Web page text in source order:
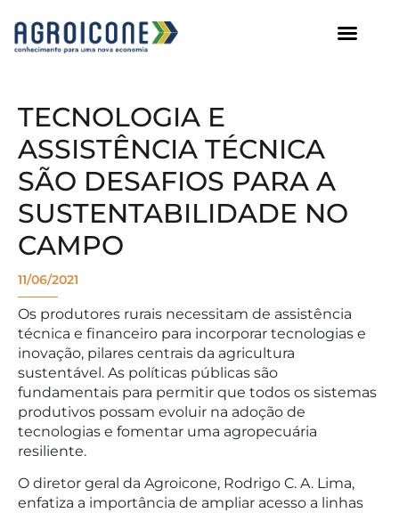
TECNOLOGIA E
ASSISTÊNCIA TÉCNICA
SÃO DESAFIOS PARA A
SUSTENTABILIDADE NO
CAMPO
11/06/2021
Os produtores rurais necessitam de assistência
técnica e financeiro para incorporar tecnologias e
inovação, pilares centrais da agricultura
sustentável. As políticas públicas são
fundamentais para permitir que todos os sistemas
produtivos possam evoluir na adoção de
tecnologias e fomentar uma agropecuária
resiliente.
O diretor geral da Agroicone, Rodrigo C. A. Lima,
enfatiza a importância de ampliar acesso a linhas